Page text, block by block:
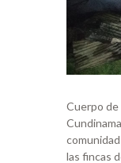
Cuerpo de
las fincas